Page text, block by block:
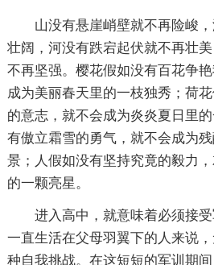
山没有悬崖峭壁就不再险峻，
壮阔，河没有跌宕起伏就不再壮
不再坚强。樱花假如没有百花争
成为美丽春天里的一枝独秀；荷
的意志，就不会成为炎炎夏日里
有傲立霜雪的勇气，就不会成为
景；人假如没有坚持究竟的毅力
的一颗亮星。
进入高中，就意味着必须接受
一直生活在父母羽翼下的人来说
种自我挑战。在这短短的军训期